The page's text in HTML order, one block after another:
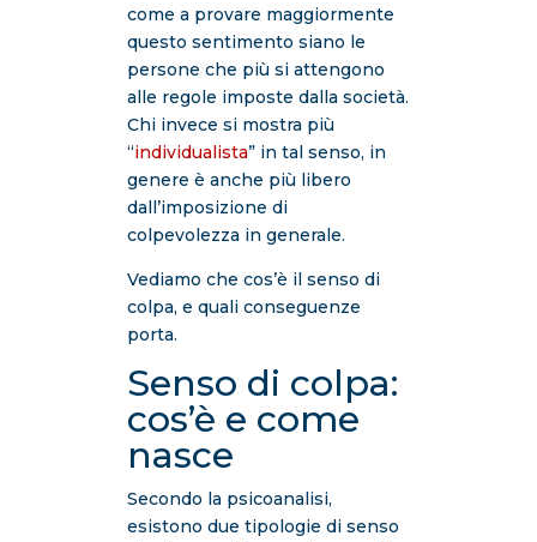
come a provare maggiormente
questo sentimento siano le
persone che più si attengono
alle regole imposte dalla società.
Chi invece si mostra più
“individualista” in tal senso, in
genere è anche più libero
dall’imposizione di
colpevolezza in generale.
Vediamo che cos’è il senso di
colpa, e quali conseguenze
porta.
Senso di colpa:
cos’è e come
nasce
Secondo la psicoanalisi,
esistono due tipologie di senso